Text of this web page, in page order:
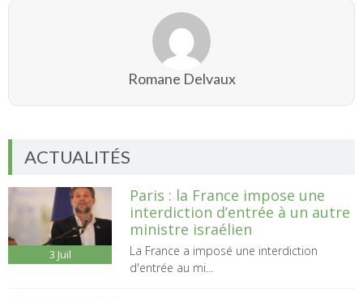
Romane Delvaux
ACTUALITÉS
3 Juil
Paris : la France impose une
interdiction d’entrée à un autre
ministre israélien
La France a imposé une interdiction
d'entrée au mi...